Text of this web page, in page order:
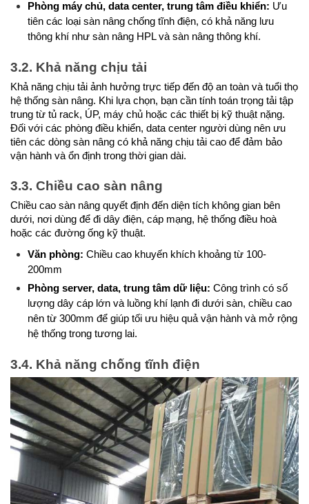
Phòng máy chủ, data center, trung tâm điều khiển: Ưu
tiên các loại sàn nâng chống tĩnh điện, có khả năng lưu
thông khí như sàn nâng HPL và sàn nâng thông khí.
3.2. Khả năng chịu tải
Khả năng chịu tải ảnh hưởng trực tiếp đến độ an toàn và tuổi thọ
hệ thống sàn nâng. Khi lựa chọn, bạn cần tính toán trọng tải tập
trung từ tủ rack, ÚP, máy chủ hoặc các thiết bị kỹ thuật nặng.
Đối với các phòng điều khiển, data center người dùng nên ưu
tiên các dòng sàn nâng có khả năng chịu tải cao để đảm bảo
vận hành và ổn định trong thời gian dài.
3.3. Chiều cao sàn nâng
Chiều cao sàn nâng quyết định đến diện tích không gian bên
dưới, nơi dùng để đi dây điện, cáp mạng, hệ thống điều hoà
hoặc các đường ống kỹ thuật.
Văn phòng: Chiều cao khuyến khích khoảng từ 100-
200mm
Phòng server, data, trung tâm dữ liệu: Công trình có số
lượng dây cáp lớn và luồng khí lạnh đi dưới sàn, chiều cao
nên từ 300mm để giúp tối ưu hiệu quả vận hành và mở rộng
hệ thống trong tương lai.
3.4. Khả năng chống tĩnh điện